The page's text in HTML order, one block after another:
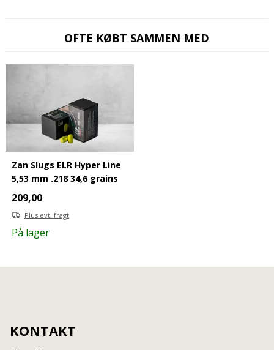
OFTE KØBT SAMMEN MED
Zan Slugs ELR Hyper Line
5,53 mm .218 34,6 grains
209,00
Plus evt. fragt
På lager
KONTAKT